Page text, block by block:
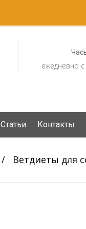
ежедневно с
Статьи Контакты
/ Ветдиеты для